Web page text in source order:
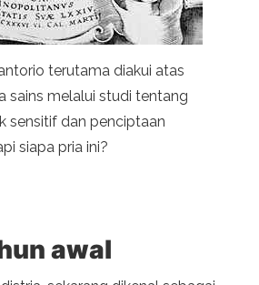
terutama diakui atas
sains melalui studi tentang
sensitif dan penciptaan
siapa pria ini?
awal